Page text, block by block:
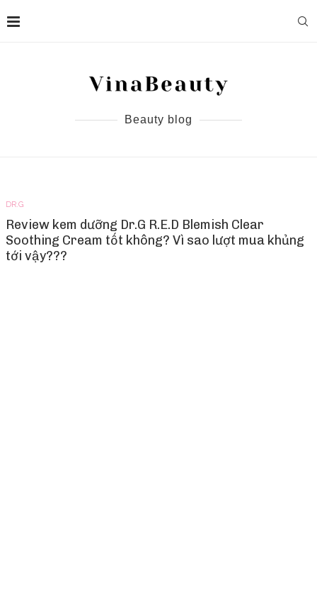
Beauty blog
DR.G
Review kem dưỡng Dr.G R.E.D Blemish Clear
Soothing Cream tốt không? Vì sao lượt mua khủng
tới vậy???